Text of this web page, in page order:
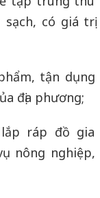
sạch, có giá trị
tận dụng
địa phương;
ráp đồ gia
nông nghiệp,